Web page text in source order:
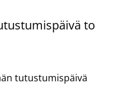
to
tu­tus­tu­mis­päi­vä